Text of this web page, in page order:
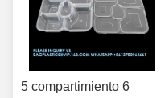
5 compartimiento 6